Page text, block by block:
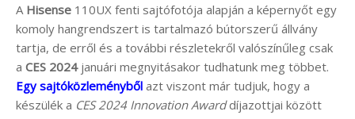
A Hisense 110UX fenti sajtófotója alapján a képernyőt egy
komoly hangrendszert is tartalmazó bútorszerű állvány
tartja, de erről és a további részletekről valószínűleg csak
a CES 2024januári megnyitásakor tudhatunk meg többet.
Egy sajtóközleményből azt viszont már tudjuk, hogy a
készülék a CES 2024 Innovation Awarddíjazottjai között